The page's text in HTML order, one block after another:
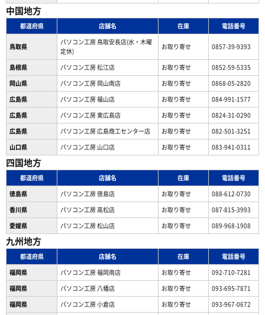
中国地方
都道府県 店舗名 在庫 電話番号
鳥取県
パソコン工房 鳥取安長店(水・木曜
定休)
お取り寄せ 0857-39-9393
島根県 パソコン工房 松江店 お取り寄せ
0852-59-5335
岡山県
パソコン工房 岡山南店 お取り寄せ
0868-05-2820
広島県
パソコン工房 福山店 お取り寄せ
084-991-1577
広島県
パソコン工房 東広島店 お取り寄せ
0824-31-0290
広島県
パソコン工房 広島商工センター店 お取り寄せ
082-501-3251
山口県
パソコン工房 山口店 お取り寄せ 083-941-0311
四国地方
都道府県 店舗名 在庫
電話番号
徳島県
パソコン工房 徳島店 お取り寄せ
088-612-0730
香川県
パソコン工房 高松店 お取り寄せ
087-815-3993
愛媛県
パソコン工房 松山店 お取り寄せ 089-968-1908
九州地方
都道府県 店舗名 在庫
電話番号
福岡県
パソコン工房 福岡南店 お取り寄せ
092-710-7281
福岡県
パソコン工房 八幡店 お取り寄せ
093-695-7871
福岡県
パソコン工房 小倉店 お取り寄せ
093-967-0672